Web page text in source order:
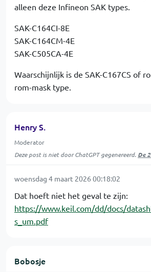
alleen deze Infineon SAK types.
SAK-C164CI-8E
SAK-C164CM-4E
SAK-C505CA-4E
Waarschijnlijk is de SAK-C167CS of
rom-mask type.
Henry S.
Moderator
Deze post is niet door ChatGPT gegenereerd. De
woensdag 4 maart 2026 00:18:02
Dat hoeft niet het geval te zijn:
https://www.keil.com/dd/docs/
s_um.pdf
Bobosje